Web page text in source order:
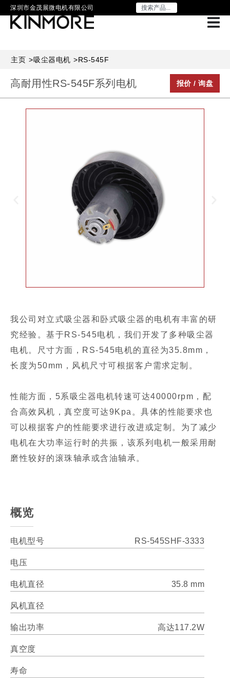
深圳市金茂展微电机有限公司
主页 >吸尘器电机 >RS-545F
高耐用性RS-545F系列电机 报价 / 询盘
我公司对立式吸尘器和卧式吸尘器的电机有丰富的研
究经验。基于RS-545电机，我们开发了多种吸尘器
电机。尺寸方面，RS-545电机的直径为35.8mm，
长度为50mm，风机尺寸可根据客户需求定制。
性能方面，5系吸尘器电机转速可达40000rpm，配
合高效风机，真空度可达9Kpa。具体的性能要求也
可以根据客户的性能要求进行改进或定制。为了减少
电机在大功率运行时的共振，该系列电机一般采用耐
磨性较好的滚珠轴承或含油轴承。
概览
电机型号 RS-545SHF-3333
电压
电机直径 35.8 mm
风机直径
输出功率 高达117.2W
真空度
寿命